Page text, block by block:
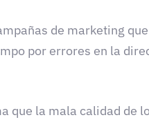
de marketing
por errores en la
que la mala calidad de